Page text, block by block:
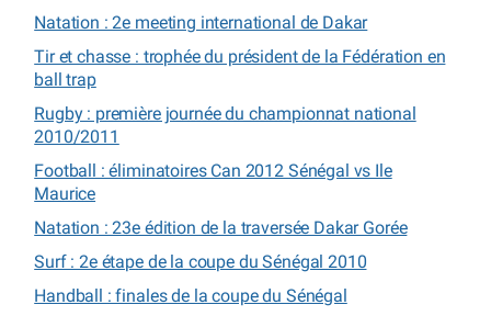
Natation : 2e meeting international de Dakar
Tir et chasse : trophée du président de la Fédération en
ball trap
Rugby : première journée du championnat national
2010/2011
Football : éliminatoires Can 2012 Sénégal vs Ile
Maurice
Natation : 23e édition de la traversée Dakar Gorée
Surf : 2e étape de la coupe du Sénégal 2010
Handball : finales de la coupe du Sénégal